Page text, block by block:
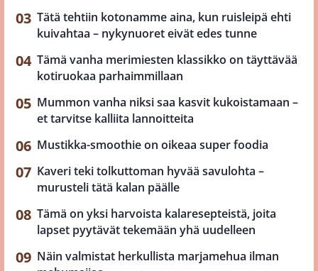
Tätä tehtiin kotonamme aina, kun ruisleipä ehti
kuivahtaa – nykynuoret eivät edes tunne
Tämä vanha merimiesten klassikko on täyttävää
kotiruokaa parhaimmillaan
Mummon vanha niksi saa kasvit kukoistamaan –
et tarvitse kalliita lannoitteita
Mustikka-smoothie on oikeaa super foodia
Kaveri teki tolkuttoman hyvää savulohta –
murusteli tätä kalan päälle
Tämä on yksi harvoista kalaresepteistä, joita
lapset pyytävät tekemään yhä uudelleen
Näin valmistat herkullista marjamehua ilman